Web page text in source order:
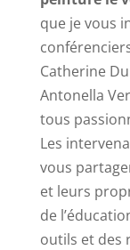
que je vous
Catherine
Antonella
tous
Les
vous
et leurs
de
outils et des